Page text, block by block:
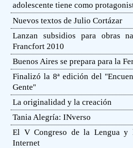
adolescente tiene como
Nuevos textos de Julio Cortázar
Lanzan subsidios para obras
Francfort 2010
Buenos Aires se prepara para la
Finalizó la 8ª edición del
Gente''
La originalidad y la creación
Tania Alegría: INverso
El V Congreso de la Lengua y
Internet